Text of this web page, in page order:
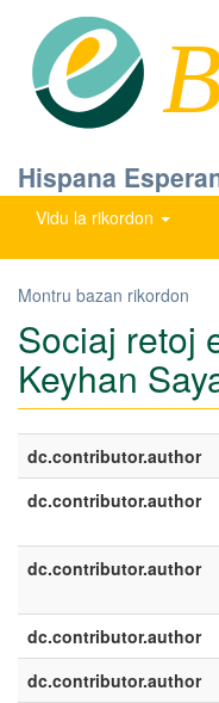
Hispana
Vidu la rikordon
Montru bazan rikordon
Sociaj retoj
Keyhan
dc.contributor.author
dc.contributor.author
dc.contributor.author
dc.contributor.author
dc.contributor.author